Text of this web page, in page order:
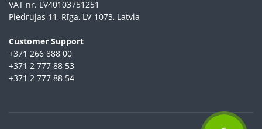
VAT nr. LV40103751251
Piedrujas 11, Rīga, LV-1073, Latvia
Сustomer Support
+371 266 888 00
+371 2 777 88 53
+371 2 777 88 54